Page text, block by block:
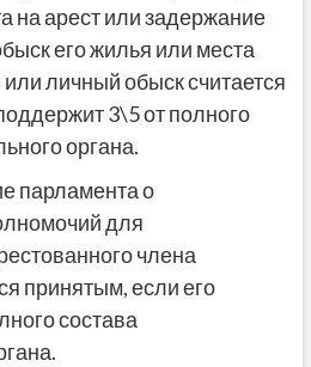
на арест или задержание
его жилья или места
личный обыск считается
3\5 от полного
органа.
парламента о
для
члена
принятым, если его
состава